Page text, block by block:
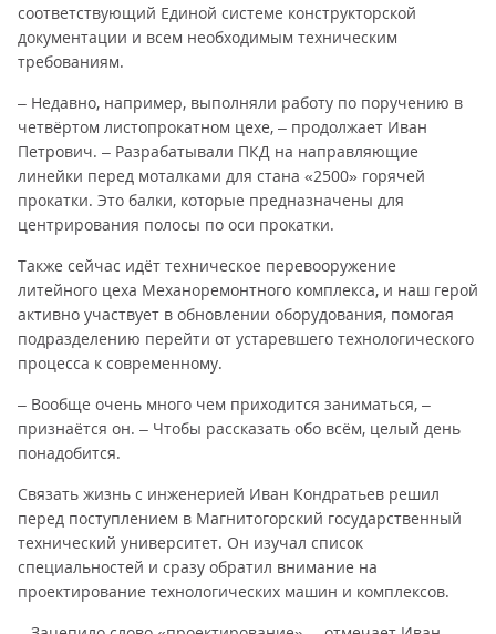
соответствующий Единой системе конструкторской
документации и всем необходимым техническим
требованиям.
– Недавно, например, выполняли работу по поручению в
четвёртом листопрокатном цехе, – продолжает Иван
Петрович. – Разрабатывали ПКД на направляющие
линейки перед моталками для стана «2500» горячей
прокатки. Это балки, которые предназначены для
центрирования полосы по оси прокатки.
Также сейчас идёт техническое перевооружение
литейного цеха Механоремонтного комплекса, и наш герой
активно участвует в обновлении оборудования, помогая
подразделению перейти от устаревшего технологического
процесса к современному.
– Вообще очень много чем приходится заниматься, –
признаётся он. – Чтобы рассказать обо всём, целый день
понадобится.
Связать жизнь с инженерией Иван Кондратьев решил
перед поступлением в Магнитогорский государственный
технический университет. Он изучал список
специальностей и сразу обратил внимание на
проектирование технологических машин и комплексов.